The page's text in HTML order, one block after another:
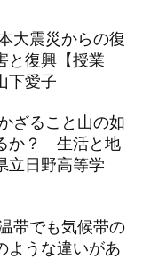
震災からの復
復興【授業
下愛子
ること山の如
か？ 生活と地
立日野高等学
でも気候帯の
ような違いがあ